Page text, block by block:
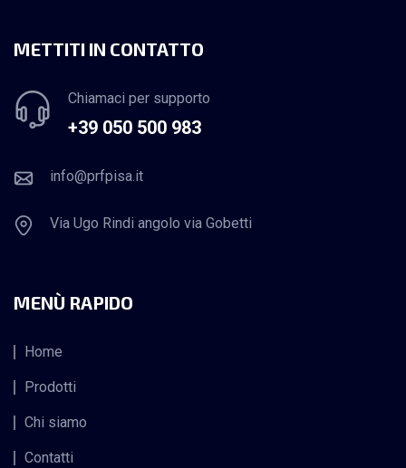
METTITI IN CONTATTO
Chiamaci per supporto
+39 050 500 983
info@prfpisa.it
Via Ugo Rindi angolo via Gobetti
MENÙ RAPIDO
Home
Prodotti
Chi siamo
Contatti